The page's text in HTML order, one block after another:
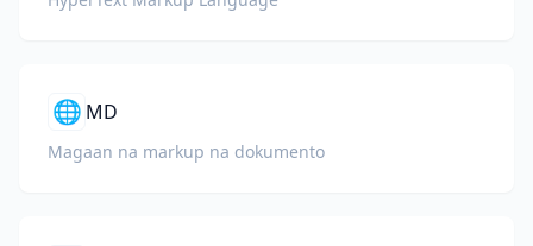
🌐 MD
Magaan na markup na dokumento